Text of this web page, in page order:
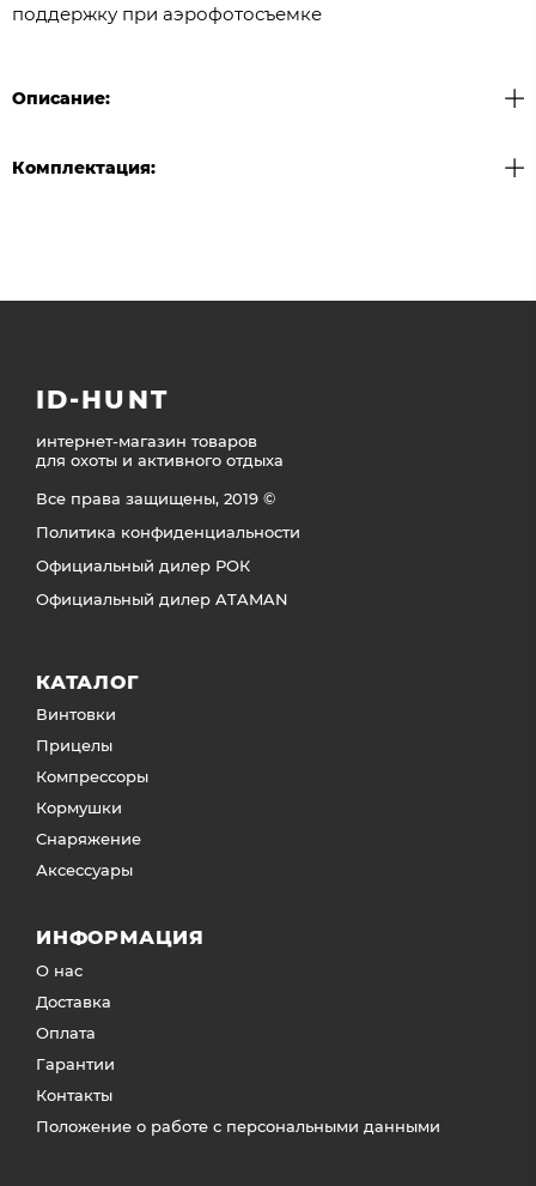
поддержку при аэрофотосъемке
Описание:
Комплектация:
ID-HUNT
интернет-магазин товаров
для охоты и активного отдыха
Все права защищены, 2019 ©
Политика конфиденциальности
Официальный дилер РОК
Официальный дилер ATAMAN
КАТАЛОГ
Винтовки
Прицелы
Компрессоры
Кормушки
Снаряжение
Аксессуары
ИНФОРМАЦИЯ
О нас
Доставка
Оплата
Гарантии
Контакты
Положение о работе с персональными данными